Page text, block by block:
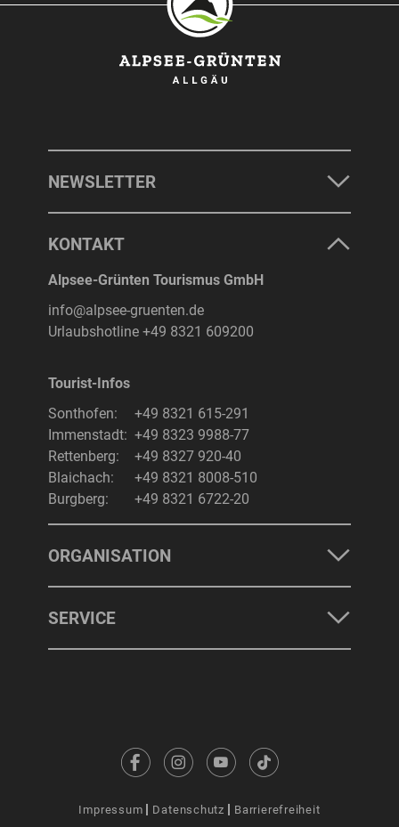
NEWSLETTER
KONTAKT
Alpsee-Grünten Tourismus GmbH
info@alpsee-gruenten.de
Urlaubshotline +49 8321 609200
Tourist-Infos
Sonthofen:
+49 8321 615-291
Immenstadt: +49 8323 9988-77
Rettenberg:
+49 8327 920-40
Blaichach:
+49 8321 8008-510
Burgberg:
+49 8321 6722-20
ORGANISATION
SERVICE
Impressum Datenschutz Barrierefreiheit